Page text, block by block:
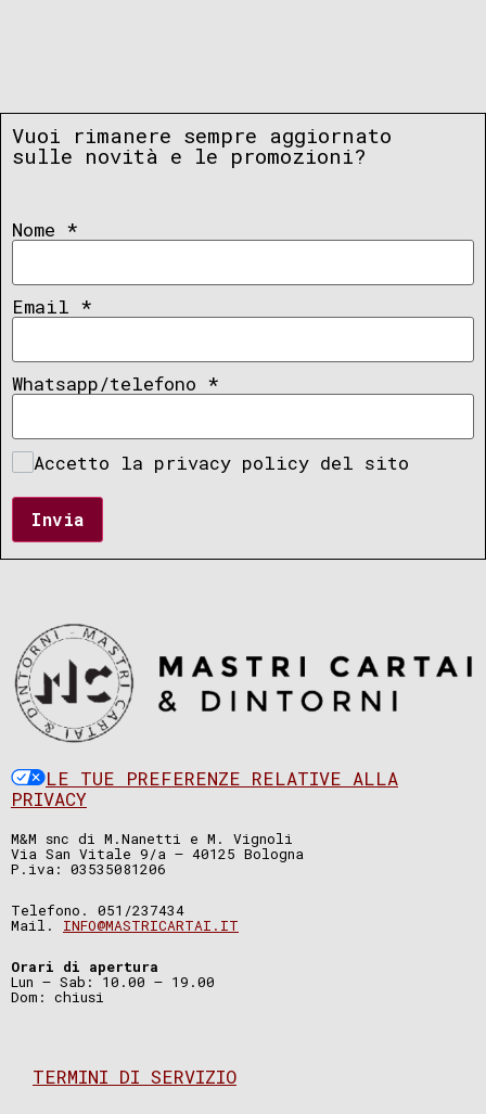
Vuoi rimanere sempre aggiornato
sulle novità e le promozioni?
Nome *
Email *
Whatsapp/telefono *
Accetto la privacy policy del sito
Invia
LE TUE PREFERENZE RELATIVE ALLA
PRIVACY
M&M snc di M.Nanetti e M. Vignoli
Via San Vitale 9/a – 40125 Bologna
P.iva: 03535081206
Telefono. 051/237434
Mail. INFO@MASTRICARTAI.IT
Orari di apertura
Lun – Sab: 10.00 – 19.00
Dom: chiusi
TERMINI DI SERVIZIO